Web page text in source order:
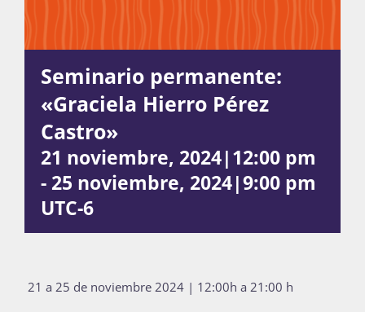
Blog
Seminario permanente:
«Graciela Hierro Pérez
Castro»
21 noviembre, 2024|12:00 pm
- 25 noviembre, 2024|9:00 pm
UTC-6
21 a 25 de noviembre 2024 | 12:00h a 21:00 h